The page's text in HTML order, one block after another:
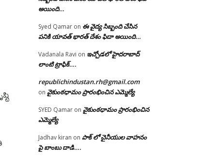
అయింది…
Syed Qamar on ఈ వైద్య సిబ్బంది చేసిన
పనికి యావత్ భారత్ దేశం ఫిదా అయింది…
Vadanala Ravi on ఇచ్చోడలో హైదరాబాద్
లాంటి ట్రాఫిక్….
republichindustan.rh@gmail.com
on వైకుంఠధామం ప్రారంభించిన ఎమ్మెల్యే
SYED Qamar on వైకుంఠధామం ప్రారంభించిన
ఎమ్మెల్యే
Jadhav kiran on పాక్ లో చైనీయుల వాహనం
పై బాంబు దాడి….